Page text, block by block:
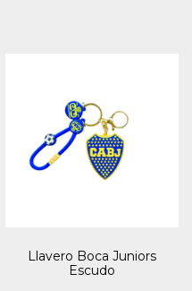
Llavero Boca Juniors
Escudo